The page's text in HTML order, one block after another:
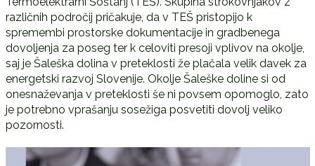
različnih področij pričakuje, da v TEŠ pristopijo k
spremembi prostorske dokumentacije in gradbenega
dovoljenja za poseg ter k celoviti presoji vplivov na okolje,
saj je Šaleška dolina v preteklosti že plačala velik davek za
energetski razvoj Slovenije. Okolje Šaleške doline si od
onesnaževanja v preteklosti še ni povsem opomoglo, zato
je potrebno vprašanju sosežiga posvetiti dovolj veliko
pozornosti.